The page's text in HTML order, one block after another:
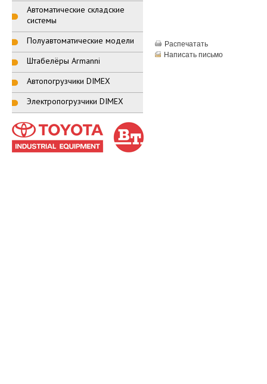
Автоматические складские
системы
Полуавтоматические модели
Штабелёры Armanni
Автопогрузчики DIMEX
Электропогрузчики DIMEX
Распечатать
Написать письмо